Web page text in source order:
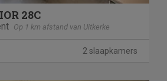
28C
Op 1 km afstand van Uitkerke
2 slaapkamers